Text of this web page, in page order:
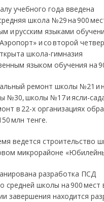
учебного года введена
школа №29 на 900
и русским языками
и со второй
школа-гимназия
языком обучения на
ремонт школы №21 и
№30, школы №17 и ясли-
в 22-х организациях
млн тенге.
ведется строительство
микро­районе
разработка ПСД
средней школы на 900 мест
завершения находится